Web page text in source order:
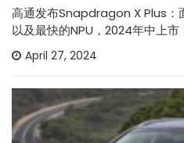
高通发布Snapdragon X Plus：
以及最快的NPU，2024年中上市
April 27, 2024